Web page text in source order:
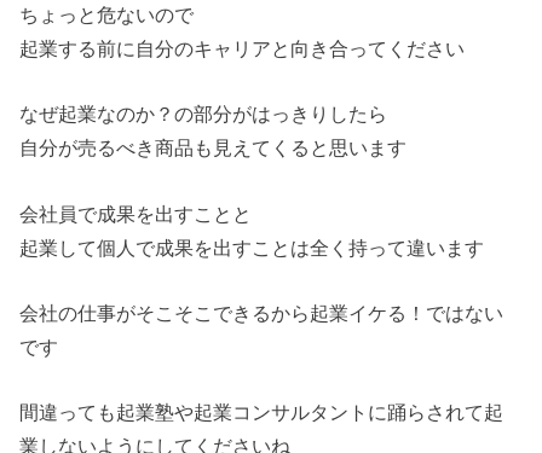
ちょっと危ないので
起業する前に自分のキャリアと向き合ってください
なぜ起業なのか？の部分がはっきりしたら
自分が売るべき商品も見えてくると思います
会社員で成果を出すことと
起業して個人で成果を出すことは全く持って違います
会社の仕事がそこそこできるから起業イケる！ではない
です
間違っても起業塾や起業コンサルタントに踊らされて起
業しないようにしてくださいね